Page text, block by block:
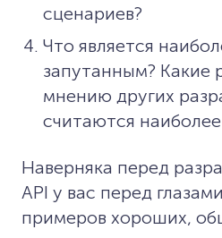
сценариев?
Что является
запутанным? Какие
мнению других
считаются
Наверняка перед
API у вас перед
примеров хороших,